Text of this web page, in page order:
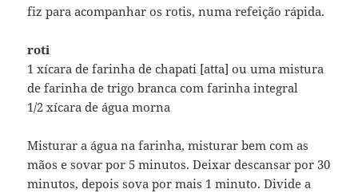
fiz para acompanhar os rotis, numa refeição rápida.
roti
1 xícara de farinha de chapati [atta] ou uma mistura
de farinha de trigo branca com farinha integral
1/2 xícara de água morna
Misturar a água na farinha, misturar bem com as
mãos e sovar por 5 minutos. Deixar descansar por 30
minutos, depois sova por mais 1 minuto. Divide a